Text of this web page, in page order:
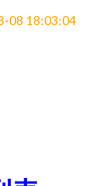
08 18:03:04